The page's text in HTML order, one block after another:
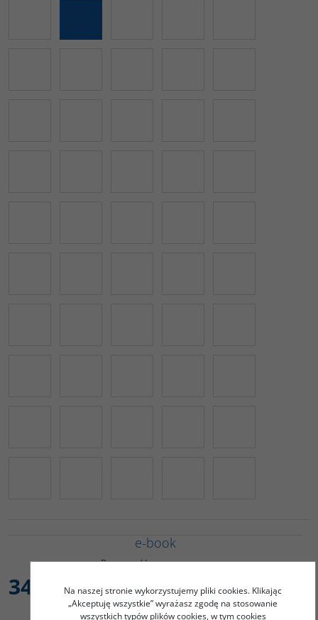
e-book
Dostępność:
34,00 PLN
Na naszej stronie wykorzystujemy pliki cookies. Klikając
„Akceptuję wszystkie” wyrażasz zgodę na stosowanie
wszystkich typów plików cookies, w tym cookies